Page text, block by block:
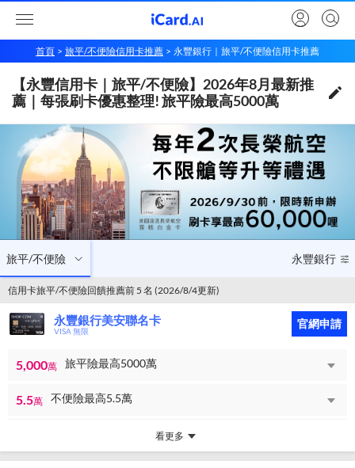
【永豐銀行信用卡｜旅平/不便險】2026年8月最新推薦｜每張刷卡優惠整理! 旅平險最高5000萬
旅平/不便險 永豐銀行
首頁 旅平/不便險信用卡推薦 永豐銀行｜旅平/不便險信用卡推薦
【永豐信用卡｜旅平/不便險】2026年8月最新推
薦｜每張刷卡優惠整理! 旅平險最高5000萬
旅平/不便險 永豐銀行
信用卡旅平/不便險回饋推薦前 5 名 (2026/8/4更新)
永豐銀行美安聯名卡
VISA 無限
官網申請
5,000萬 旅平險最高5000萬
5.5萬 不便險最高5.5萬
看更多